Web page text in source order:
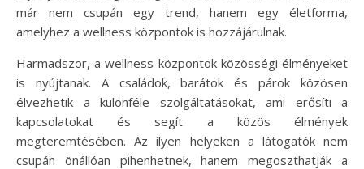
már nem csupán egy trend, hanem egy életforma,
amelyhez a wellness központok is hozzájárulnak.
Harmadszor, a wellness központok közösségi élményeket
is nyújtanak. A családok, barátok és párok közösen
élvezhetik a különféle szolgáltatásokat, ami erősíti a
kapcsolatokat és segít a közös élmények
megteremtésében. Az ilyen helyeken a látogatók nem
csupán önállóan pihenhetnek, hanem megoszthatják a